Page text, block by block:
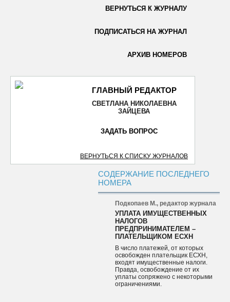
ВЕРНУТЬСЯ К ЖУРНАЛУ
ПОДПИСАТЬСЯ НА ЖУРНАЛ
АРХИВ НОМЕРОВ
ГЛАВНЫЙ РЕДАКТОР
СВЕТЛАНА НИКОЛАЕВНА
ЗАЙЦЕВА
ЗАДАТЬ ВОПРОС
ВЕРНУТЬСЯ К СПИСКУ ЖУРНАЛОВ
СОДЕРЖАНИЕ ПОСЛЕДНЕГО
НОМЕРА
Подкопаев М., редактор журнала
УПЛАТА ИМУЩЕСТВЕННЫХ
НАЛОГОВ
ПРЕДПРИНИМАТЕЛЕМ –
ПЛАТЕЛЬЩИКОМ ЕСХН
В число платежей, от которых
освобожден плательщик ЕСХН,
входят имущественные налоги.
Правда, освобождение от их
уплаты сопряжено с некоторыми
ограничениями.
ОТПРАВИТЬ